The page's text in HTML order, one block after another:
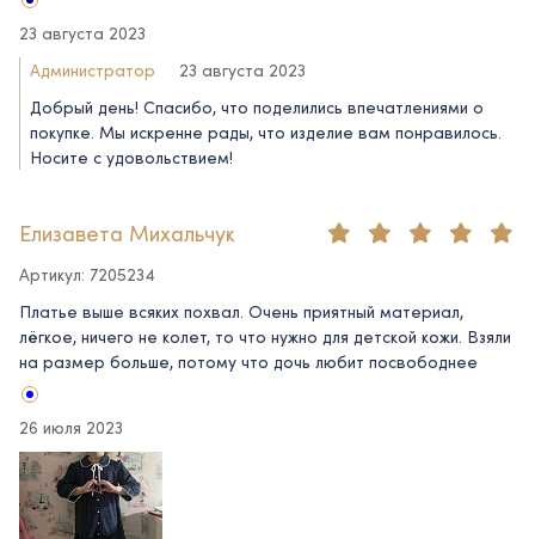
23 августа 2023
Администратор
23 августа 2023
Добрый день! Спасибо, что поделились впечатлениями о
покупке. Мы искренне рады, что изделие вам понравилось.
Носите с удовольствием!
Елизавета Михальчук
Артикул: 7205234
Платье выше всяких похвал. Очень приятный материал,
лёгкое, ничего не колет, то что нужно для детской кожи. Взяли
на размер больше, потому что дочь любит посвободнее
26 июля 2023